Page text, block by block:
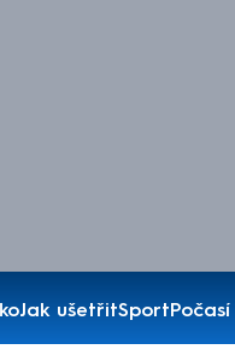
Jak ušetřitSportPočasí